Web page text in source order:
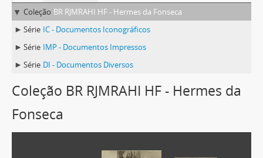
Coleção BR RJMRAHI HF - Hermes da Fonseca
Série IC - Documentos Iconográficos
Série IMP - Documentos Impressos
Série DI - Documentos Diversos
Coleção BR RJMRAHI HF - Hermes da
Fonseca